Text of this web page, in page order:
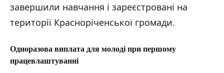
завершили навчання і зареєстровані на
території Красноріченської громади.
Одноразова виплата для молоді при першому
працевлаштуванні